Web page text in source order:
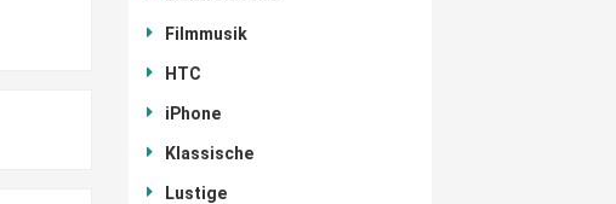
Filmmusik
HTC
iPhone
Klassische
Lustige